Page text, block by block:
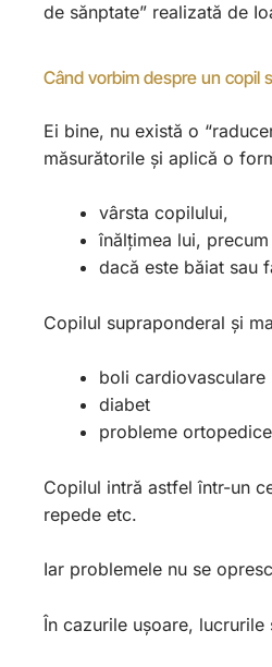
de sănptate” realizată de
Când vorbim despre un copil
Ei bine, nu există o
măsurătorile și aplică o
vârsta copilului,
înălțimea lui, precum
dacă este băiat sau
Copilul supraponderal și
boli cardiovasculare
diabet
probleme
Copilul intră astfel într-un
repede etc.
Iar problemele nu se
În cazurile ușoare,